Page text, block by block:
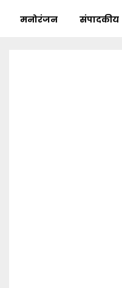
मनोरंजन संपादकीय